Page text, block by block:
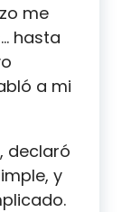
me
hasta
a mi
declaró
y